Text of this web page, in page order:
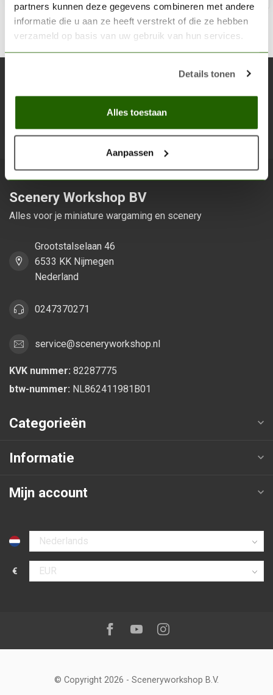
partners kunnen deze gegevens combineren met andere
informatie die u aan ze heeft verstrekt of die ze hebben
verzameld op basis van uw gebruik van hun services.
Details tonen
Alles toestaan
Aanpassen
Blijf op de hoogte over onze laatste acties
Scenery Workshop BV
Alles voor je miniature wargaming en scenery
Grootstalselaan 46
6533 KK Nijmegen
Nederland
0247370271
service@sceneryworkshop.nl
KVK nummer: 82287775
btw-nummer: NL862411981B01
Categorieën
Informatie
Mijn account
Selecteer taal
€
Selecteer valuta
Volg ons op:Facebook
YoutubeInstagram
© Copyright 2026 - Sceneryworkshop B.V.